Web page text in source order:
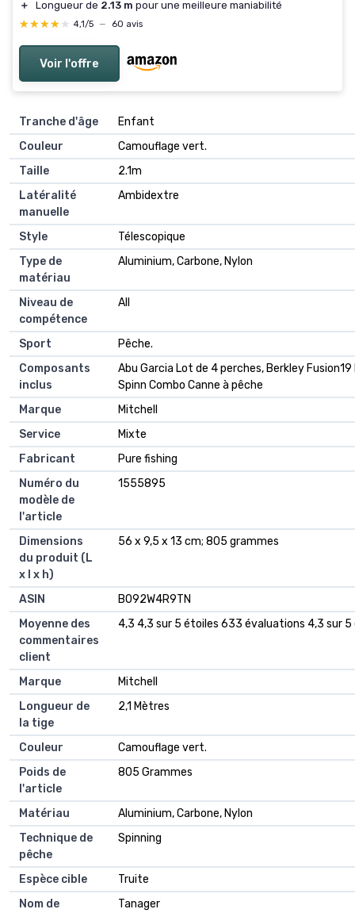
＋ Longueur de 2.13 m pour une meilleure maniabilité
★★★★★
★★★★★ 4,1/5 — 60 avis
Voir l'offre
Tranche d'âge
‎Enfant
Couleur
‎Camouflage vert.
Taille
‎2.1m
Latéralité
manuelle
‎Ambidextre
Style
‎Télescopique
Type de
matériau
‎Aluminium, Carbone, Nylon
Niveau de
compétence
‎All
Sport
‎Pêche.
Composants
inclus
‎Abu Garcia Lot de 4 perches, Berkley
Spinn Combo Canne à pêche
Marque
‎Mitchell
Service
‎Mixte
Fabricant
‎Pure fishing
Numéro du
modèle de
l'article
‎1555895
Dimensions
du produit (L
x l x h)
‎56 x 9,5 x 13 cm; 805 grammes
ASIN
‎B092W4R9TN
Moyenne des
commentaires
client
4,3 4,3 sur 5 étoiles 633 évaluations 4,3 sur
Marque
Mitchell
Longueur de
la tige
2,1 Mètres
Couleur
Camouflage vert.
Poids de
l'article
805 Grammes
Matériau
Aluminium, Carbone, Nylon
Technique de
pêche
Spinning
Espèce cible
Truite
Nom de
Tanager